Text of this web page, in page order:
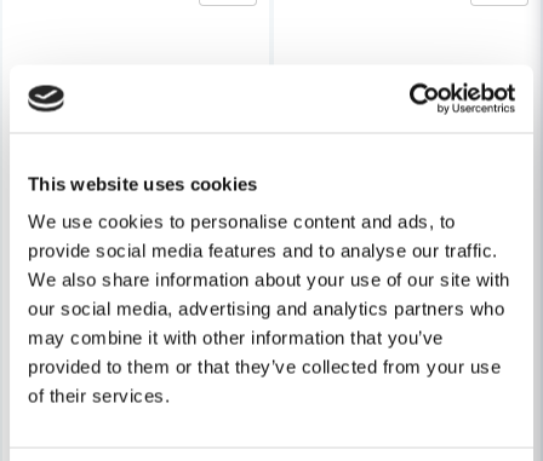
This website uses cookies
We use cookies to personalise content and ads, to
provide social media features and to analyse our traffic.
We also share information about your use of our site with
our social media, advertising and analytics partners who
may combine it with other information that you’ve
provided to them or that they’ve collected from your use
of their services.